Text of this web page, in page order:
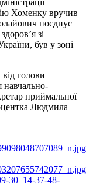
Хоменку вручив
поєднує
зі
був у зоні
голови
навчально-
приймальної
Людмила